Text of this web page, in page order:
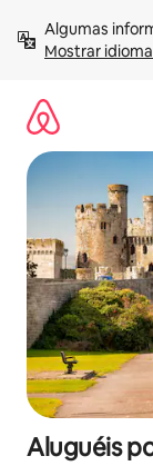
para
Mostrar
Aluguéis